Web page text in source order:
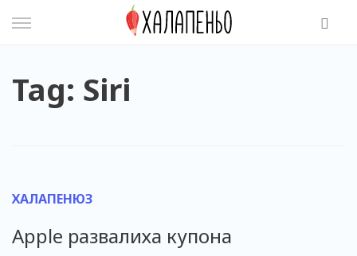
Tag: Siri
ХАЛАПЕНЮЗ
Apple развалиха купона